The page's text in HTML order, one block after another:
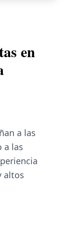
en
a las
a las
altos